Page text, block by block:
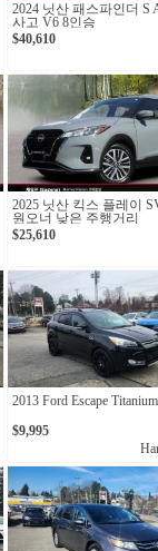
2024 닛산 패스파인더 S
사고 V6 8인승
$40,610
2025 닛산 킥스 플레이
원오너 낮은 주행거리
$25,610
2013 Ford Escape Titanium
$9,995